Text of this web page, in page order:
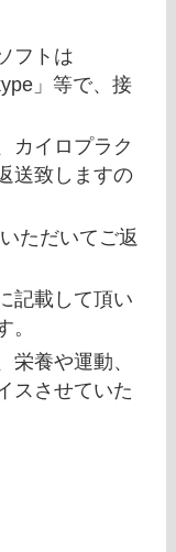
フトは
」等で、接
カイロプラク
送致しますの
ただいてご返
記載して頂い
。
養や運動、
スさせていた